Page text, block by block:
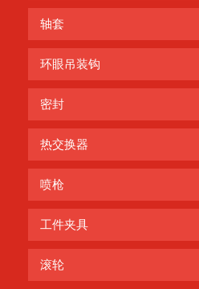
轴套
环眼吊装钩
密封
热交换器
喷枪
工件夹具
滚轮